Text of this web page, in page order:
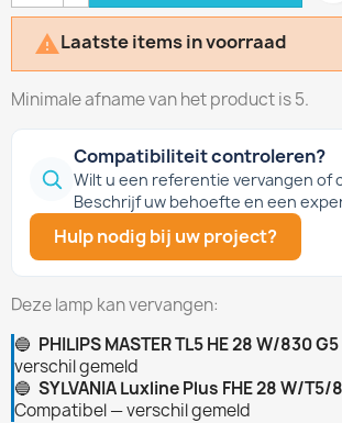
Laatste items in voorraad
Minimale afname van het product is 5.
Compatibiliteit controleren?
Wilt u een referentie vervangen of
Beschrijf uw behoefte en een
Hulp nodig bij uw project?
Deze lamp kan vervangen:
🔵 PHILIPS MASTER TL5 HE 28 W/830 G5
verschil gemeld
🔵 SYLVANIA Luxline Plus FHE 28 W/T5/
Compatibel — verschil gemeld